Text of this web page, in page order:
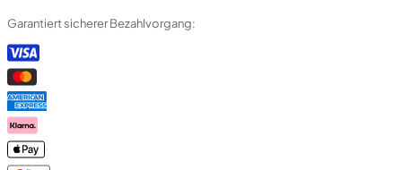
Garantiert sicherer Bezahlvorgang: